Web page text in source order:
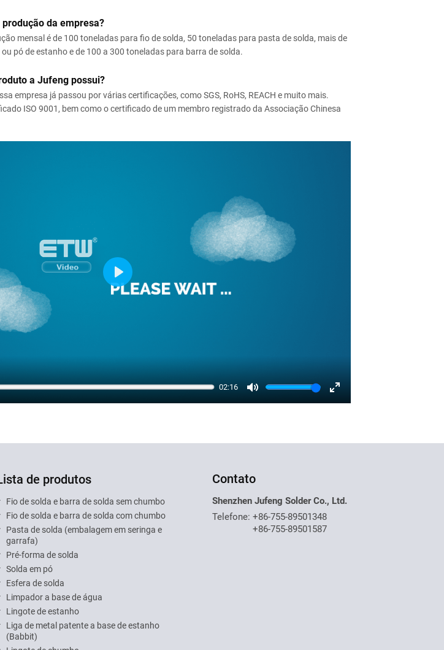
da empresa?
mensal é de 100 toneladas para fio de solda, 50 toneladas para pasta de solda, mais de
pó de estanho e de 100 a 300 toneladas para barra de solda.
a Jufeng possui?
empresa já passou por várias certificações, como SGS, RoHS, REACH e muito mais.
ISO 9001, bem como o certificado de um membro registrado da Associação Chinesa
02:16
Play
de produtos
Fio de solda e barra de solda sem chumbo
Fio de solda e barra de solda com chumbo
Pasta de solda (embalagem em seringa e
garrafa)
Pré-forma de solda
Solda em pó
Esfera de solda
Limpador a base de água
Lingote de estanho
Liga de metal patente a base de estanho
(Babbit)
Contato
Shenzhen Jufeng Solder Co., Ltd.
Telefone:+86-755-89501348
+86-755-89501587